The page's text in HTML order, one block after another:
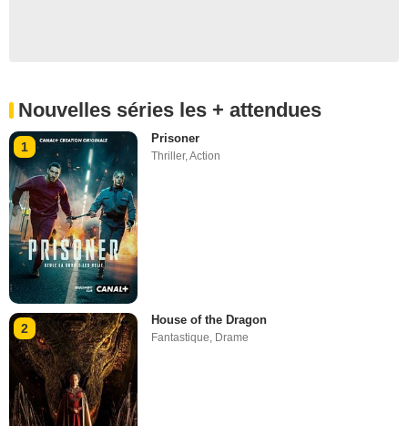
Nouvelles séries les + attendues
1
Prisoner
Thriller,Action
2
House of the Dragon
Fantastique Drame